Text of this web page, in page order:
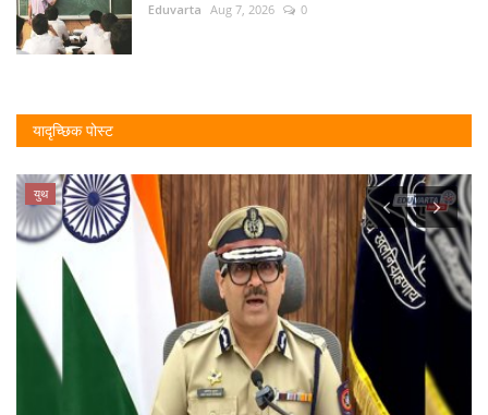
Eduvarta Aug 7, 2026 0
यादृच्छिक पोस्ट
युथ